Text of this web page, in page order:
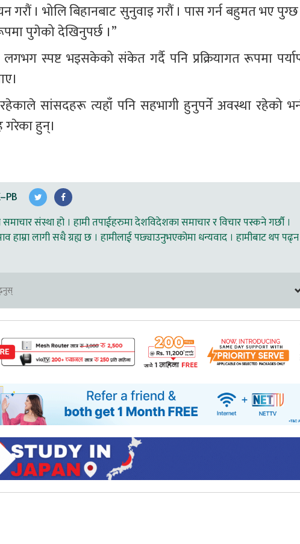
। भोलि बिहानबाट सुनुवाइ गरौं । पास गर्न बहुमत भए पुग्छ
पुगेको देखिनुपर्छ ।”
स्पष्ट भइसकेको संकेत गर्दै पनि प्रक्रियागत रूपमा
सांसदहरू त्यहाँ पनि सहभागी हुनुपर्ने अवस्था रहेको
गरेका हुन्।
संस्था हो । हामी तपाईहरुमा देशविदेशका समाचार र विचार पस्कने गर्छौ ।
लागी सधै ग्रह्य छ । हामीलाई पछ्याउनुभएकोमा धन्यवाद । हामीबाट थप पढ्न